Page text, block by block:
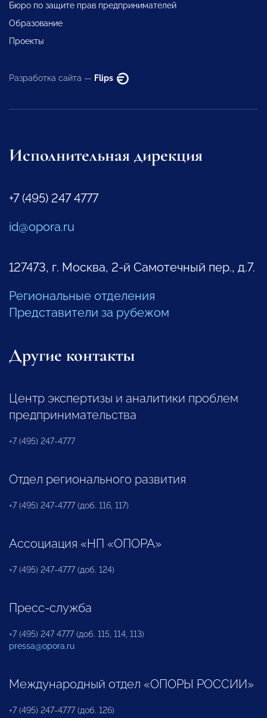
Бюро по защите прав предпринимателей
Образование
Проекты
Разработка сайта — Flips
Исполнительная дирекция
+7 (495) 247 4777
id@opora.ru
127473, г. Москва, 2-й Самотечный пер., д.7.
Региональные отделения
Представители за рубежом
Другие контакты
Центр экспертизы и аналитики проблем
предпринимательства
+7 (495) 247-4777
Отдел регионального развития
+7 (495) 247-4777 (доб. 116, 117)
Ассоциация «НП «ОПОРА»
+7 (495) 247-4777 (доб. 124)
Пресс-служба
+7 (495) 247 4777 (доб. 115, 114, 113)
pressa@opora.ru
Международный отдел «ОПОРЫ РОССИИ»
+7 (495) 247-4777 (доб. 126)